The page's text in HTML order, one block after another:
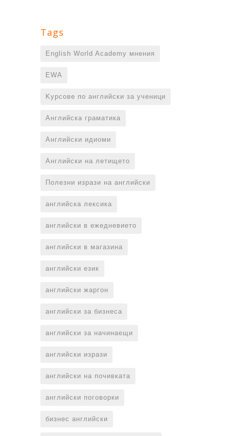
Tags
English World Academy мнения
EWA
Kурсове по английски за ученици
Английска граматика
Английски идиоми
Английски на летището
Полезни изрази на английски
английска лексика
английски в ежедневието
английски в магазина
английски език
английски жаргон
английски за бизнеса
английски за начинаещи
английски изрази
английски на почивката
английски поговорки
бизнес английски